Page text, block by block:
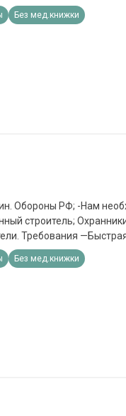
Обязанности
каникулы; -
от 1 400 000 в
Без мед.книжки
Обороны РФ; -Нам
строитель;
Требования
Обязанности
каникулы; -
от 1 400 000 в
Без мед.книжки